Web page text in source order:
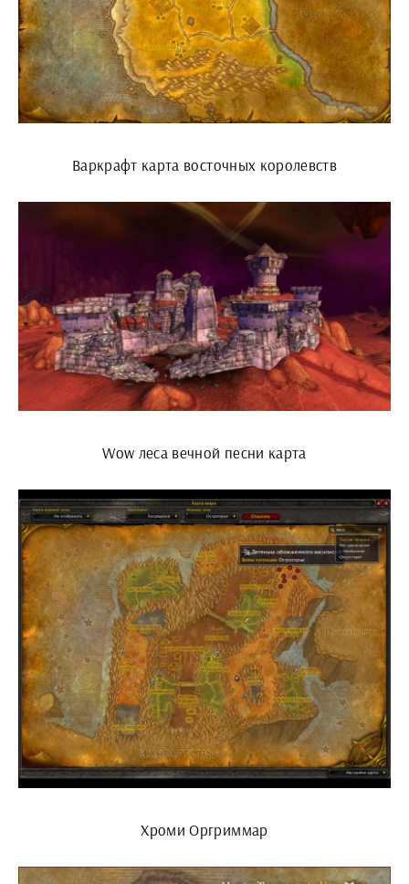
Варкрафт карта восточных королевств
Wow леса вечной песни карта
Хроми Оргриммар